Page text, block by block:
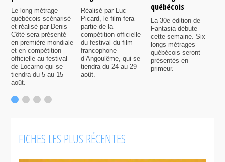
Le long métrage
québécois scénarisé
et réalisé par Denis
Côté sera présenté
en première mondiale
et en compétition
officielle au festival
de Locarno qui se
tiendra du 5 au 15
août.
Réalisé par Luc
Picard, le film fera
partie de la
compétition officielle
du festival du film
francophone
d’Angoulême, qui se
tiendra du 24 au 29
août.
québécois
La 30e édition de
Fantasia débute
cette semaine. Six
longs métrages
québécois seront
présentés en
primeur.
FICHES LES PLUS RÉCENTES